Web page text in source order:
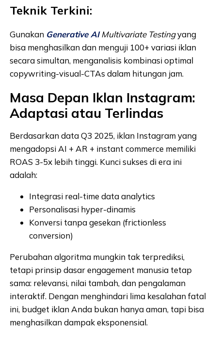
Teknik Terkini:
Gunakan Generative AIMultivariate Testingyang
bisa menghasilkan dan menguji 100+ variasi iklan
secara simultan, menganalisis kombinasi optimal
copywriting-visual-CTAs dalam hitungan jam.
Masa Depan Iklan Instagram:
Adaptasi atau Terlindas
Berdasarkan data Q3 2025, iklan Instagram yang
mengadopsi AI + AR + instant commerce memiliki
ROAS 3-5x lebih tinggi. Kunci sukses di era ini
adalah:
Integrasi real-time data analytics
Personalisasi hyper-dinamis
Konversi tanpa gesekan (frictionless
conversion)
Perubahan algoritma mungkin tak terprediksi,
tetapi prinsip dasar engagement manusia tetap
sama: relevansi, nilai tambah, dan pengalaman
interaktif. Dengan menghindari lima kesalahan fatal
ini, budget iklan Anda bukan hanya aman, tapi bisa
menghasilkan dampak eksponensial.